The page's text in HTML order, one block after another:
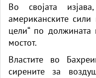
Во својата
американските
цели“ по
мостот.
Властите во
сирените за